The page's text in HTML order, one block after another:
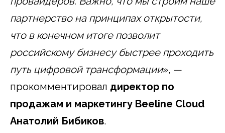
партнерство на принципах открытости,
что в конечном итоге позволит
российскому бизнесу быстрее проходить
путь цифровой трансформации», —
прокомментировал директор по
продажам и маркетингу Beeline Cloud
Анатолий Бибиков.